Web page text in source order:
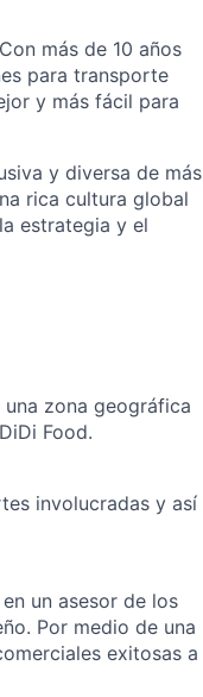
más de 10 años
para transporte
y más fácil para
y diversa de más
rica cultura global
estrategia y el
zona geográfica
Food.
involucradas y así
un asesor de los
Por medio de una
exitosas a